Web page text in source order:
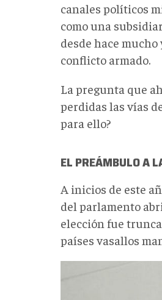
canales políticos
como una
desde hace
conflicto armado.
La pregunta que
perdidas las vías
para ello?
EL PREÁMBULO A
A inicios de este
del parlamento
elección fue
países vasallos